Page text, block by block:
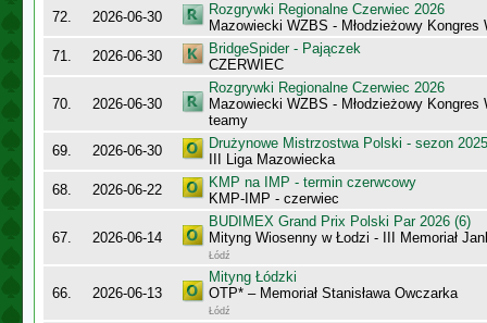
72.
2026-06-30
Rozgrywki Regionalne Czerwiec 2026
Mazowiecki WZBS - Młodzieżowy Kongres
71.
2026-06-30
BridgeSpider - Pajączek
CZERWIEC
70. 2026-06-30
Rozgrywki Regionalne Czerwiec 2026
Mazowiecki WZBS - Młodzieżowy Kongres
teamy
69.
2026-06-30
Drużynowe Mistrzostwa Polski - sezon
III Liga Mazowiecka
68.
2026-06-22
KMP na IMP - termin czerwcowy
KMP-IMP - czerwiec
67. 2026-06-14
BUDIMEX Grand Prix Polski Par 2026 (6)
Mityng Wiosenny w Łodzi - III Memoriał
Łódź
66. 2026-06-13
Mityng Łódzki
OTP* – Memoriał Stanisława Owczarka
Łódź